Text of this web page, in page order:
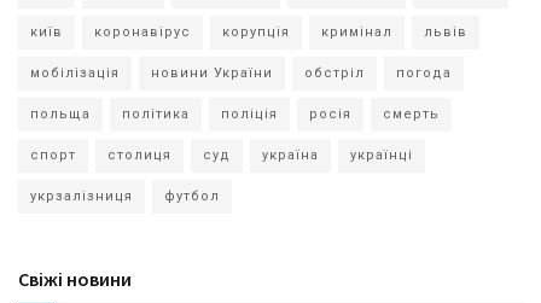
київ коронавірус корупція кримінал львів
мобілізація новини України обстріл погода
польща політика поліція росія смерть
спорт столиця суд україна українці
укрзалізниця футбол
Свіжі новини